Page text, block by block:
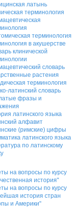
латынь
терминология
терминология
в акушерстве
клинической
словарь
растения
терминология
латинский словарь
фразы и
латинского языка
алфавит
(римские) цифры
латинского языка
по латинскому
на вопросы по курсу
история"
на вопросы по курсу
история стран
и Америки"